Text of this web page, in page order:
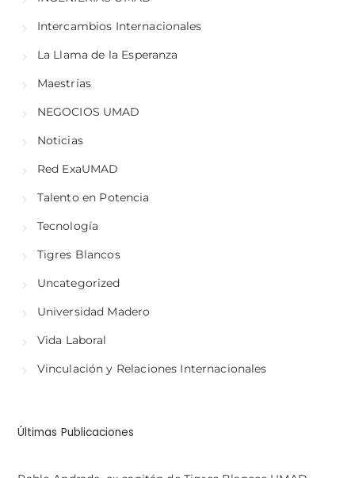
Intercambios Internacionales
La Llama de la Esperanza
Maestrías
NEGOCIOS UMAD
Noticias
Red ExaUMAD
Talento en Potencia
Tecnología
Tigres Blancos
Uncategorized
Universidad Madero
Vida Laboral
Vinculación y Relaciones Internacionales
Últimas Publicaciones